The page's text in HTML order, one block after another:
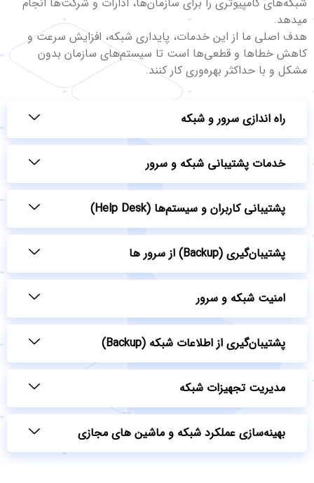
میدهد.
هدف اصلی ما از این خدمات، پایداری شبکه، افزایش سرعت و
کاهش خطاها و قطعی‌ها است تا سیستم‌های سازمان بدون
مشکل و با حداکثر بهره‌وری کار کنند.
راه اندازی سرور و شبکه
خدمات پشتیبانی شبکه و سرور
پشتیبانی کاربران و سیستم‌ها (Help Desk)
پشتیبان‌گیری (Backup) از سرور ها
امنیت شبکه و سرور
پشتیبان‌گیری از اطلاعات شبکه (Backup)
مدیریت تجهیزات شبکه
بهینه‌سازی عملکرد شبکه و ماشین های مجازی